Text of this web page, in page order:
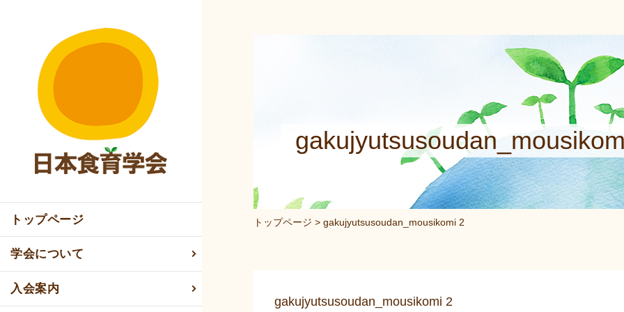
トップページ
学会について
入会案内
トップページ > gakujyutsusoudan_mousikomi 2
gakujyutsusoudan_mousikomi 2